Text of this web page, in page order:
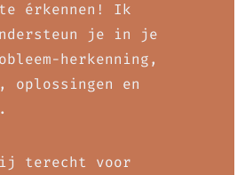
érkennen! Ik
je in je
herkenning,
oplossingen en
terecht voor